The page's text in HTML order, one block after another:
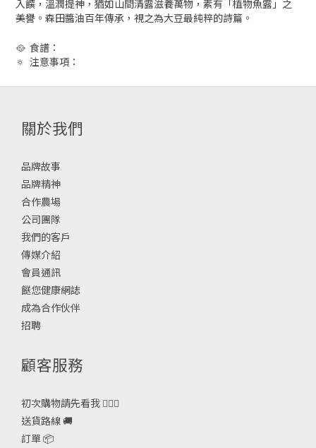
入饌，溫潤提神，猶如山間清露滋養萬物，素有「植物魚露」之
美譽。森田醬油百年傳承，視之為大豆最純粹的詩篇。
🥘 食譜：
🔅 注意事項：
關於我們
品牌故事
品牌精神
合作農場
公司團隊
我們的客戶
傳媒介紹
會員通訊
餸您健康網誌
成為合作伙伴
招聘
顧客服務
初次購物請先看我 🙋🏻‍♀️
送貨路線 🚚
訂單 📦